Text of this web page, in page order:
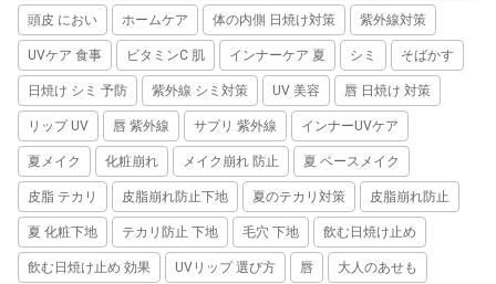
頭皮 におい ホームケア 体の内側 日焼け対策 紫外線対策
UVケア 食事 ビタミンC 肌 インナーケア 夏 シミ そばかす
日焼け シミ 予防 紫外線 シミ対策 UV 美容 唇 日焼け 対策
リップ UV 唇 紫外線 サプリ 紫外線 インナーUVケア
夏メイク 化粧崩れ メイク崩れ 防止 夏 ベースメイク
皮脂 テカリ 皮脂崩れ防止下地 夏のテカリ対策 皮脂崩れ防止
夏 化粧下地 テカリ防止 下地 毛穴 下地 飲む日焼け止め
飲む日焼け止め 効果 UVリップ 選び方 唇 大人のあせも